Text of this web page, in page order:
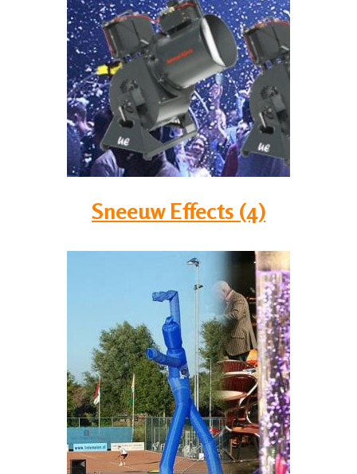
Sneeuw Effects (4)